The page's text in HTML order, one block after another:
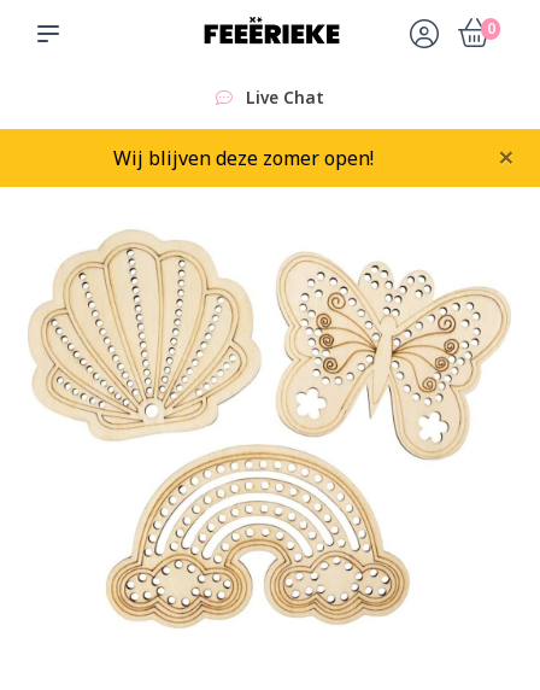
0
Live Chat
Wij blijven deze zomer open! ×